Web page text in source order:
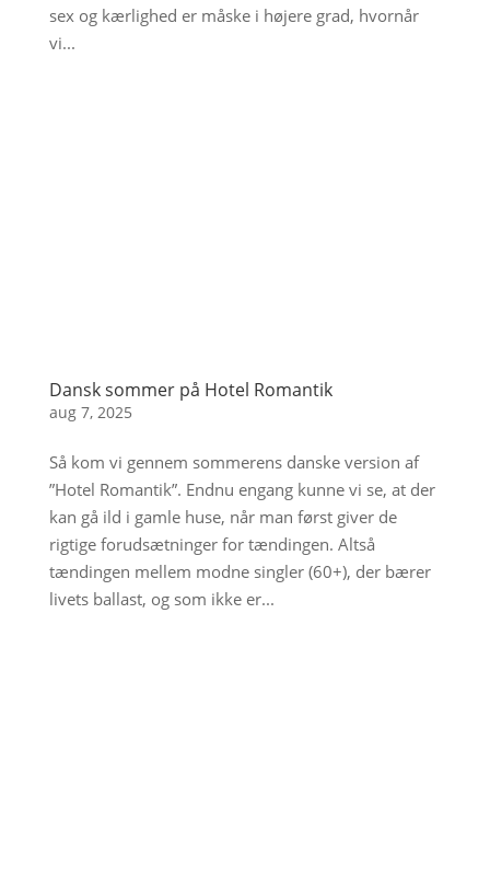
sex og kærlighed er måske i højere grad, hvornår
vi...
Dansk sommer på Hotel Romantik
aug 7, 2025
Så kom vi gennem sommerens danske version af
”Hotel Romantik”. Endnu engang kunne vi se, at der
kan gå ild i gamle huse, når man først giver de
rigtige forudsætninger for tændingen. Altså
tændingen mellem modne singler (60+), der bærer
livets ballast, og som ikke er...